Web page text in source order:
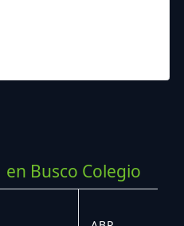
en Busco Colegio